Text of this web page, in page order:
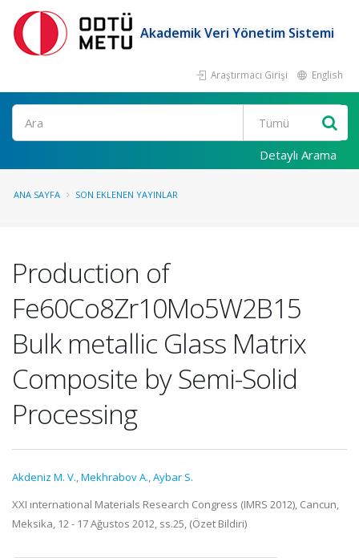
Akademik Veri Yönetim Sistemi
Araştırmacı Girişi English
Ara
Detaylı Arama
ANA SAYFA SON EKLENEN YAYINLAR
Production of
Fe60Co8Zr10Mo5W2B15
Bulk metallic Glass Matrix
Composite by Semi-Solid
Processing
Akdeniz M. V.,Mekhrabov A.,Aybar S.
XXI ınternational Materials Research Congress (IMRS 2012), Cancun,
Meksika, 12 - 17 Ağustos 2012, ss.25, (Özet Bildiri)